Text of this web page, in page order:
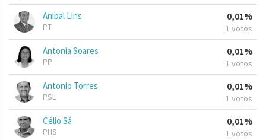
Anibal Lins
PT
0,01%
1 votos
Antonia Soares
PP
0,01%
1 votos
Antonio Torres
PSL
0,01%
1 votos
Célio Sá
PHS
0,01%
1 votos